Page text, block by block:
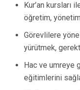
Kur’an kursları
öğretim,
Görevlilere
yürütmek,
Hac ve umreye
eğitimlerini